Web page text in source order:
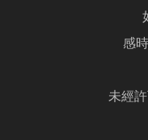
感
未經